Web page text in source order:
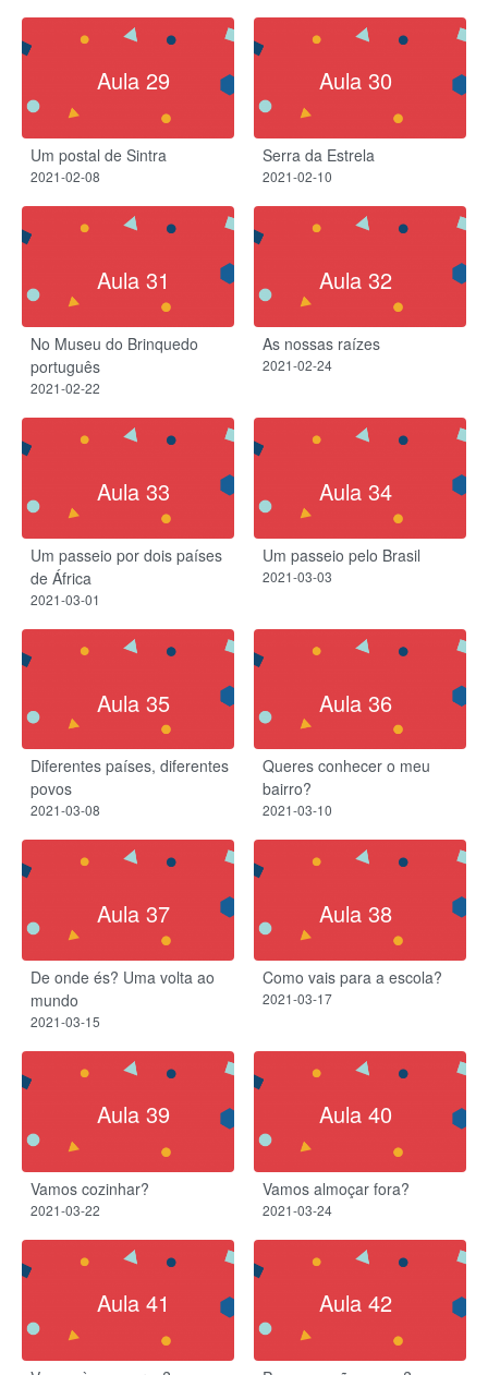
Aula 29
Um postal de Sintra
2021-02-08
Aula 30
Serra da Estrela​
2021-02-10
Aula 31
No Museu do Brinquedo
português
2021-02-22
Aula 32
As nossas raízes
2021-02-24
Aula 33
Um passeio por dois países
de África
2021-03-01
Aula 34
Um passeio pelo Brasil
2021-03-03
Aula 35
Diferentes países, diferentes
povos
2021-03-08
Aula 36
Queres conhecer o meu
bairro?
2021-03-10
Aula 37
De onde és? Uma volta ao
mundo
2021-03-15
Aula 38
Como vais para a escola?
2021-03-17
Aula 39
Vamos cozinhar?
2021-03-22
Aula 40
Vamos almoçar fora?
2021-03-24
Aula 41 Aula 42